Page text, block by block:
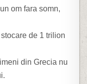
om fara somn,
de 1 trilion
din Grecia nu